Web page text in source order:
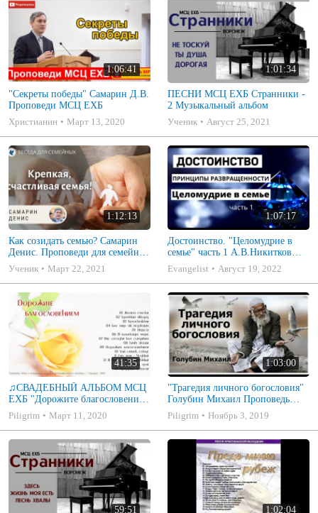
1:06:41
"Секреты победы" Самарин Д.В.
Проповеди МСЦ ЕХБ
Христианин
Март 13, 2020
1:01:34
ПЕСНИ МСЦ ЕХБ Странники -
2 Музыкальный альбом
Ученик
Август 25, 2021
1:12:13
Как созидать семью? Самарин
Денис. Проповеди для семейных
МСЦ ЕХБ
Ученик Март 22, 2021
1:07:17
Достоинство. "Целомудрие в
семье" часть 1 А.В.Никитков
Беседа для семейных МСЦ ЕХБ
Evangelist Август 19, 2022
41:35
♫СВАДЕБНЫЙ АЛЬБОМ МСЦ
ЕХБ "Дорожите благословением
- Христианские песни.
Музыкальный диск. Псалмы
Piligrim Март 11, 2020
1:03:00
"Трагедия личного богословия"
Голубин Михаил Проповедь
2019
Piligrim Ноябрь 3, 2019
59:51 1:02:04